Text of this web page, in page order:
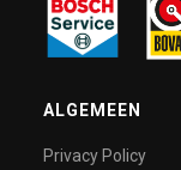
ALGEMEEN
Privacy Policy